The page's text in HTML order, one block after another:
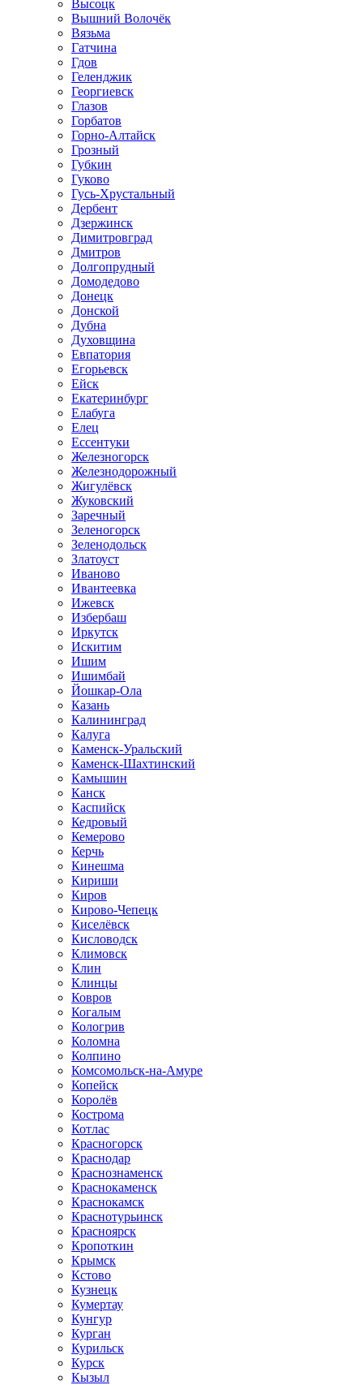
Высоцк
Вышний Волочёк
Вязьма
Гатчина
Гдов
Геленджик
Георгиевск
Глазов
Горбатов
Горно-Алтайск
Грозный
Губкин
Гуково
Гусь-Хрустальный
Дербент
Дзержинск
Димитровград
Дмитров
Долгопрудный
Домодедово
Донецк
Донской
Дубна
Духовщина
Евпатория
Егорьевск
Ейск
Екатеринбург
Елабуга
Елец
Ессентуки
Железногорск
Железнодорожный
Жигулёвск
Жуковский
Заречный
Зеленогорск
Зеленодольск
Златоуст
Иваново
Ивантеевка
Ижевск
Избербаш
Иркутск
Искитим
Ишим
Ишимбай
Йошкар-Ола
Казань
Калининград
Калуга
Каменск-Уральский
Каменск-Шахтинский
Камышин
Канск
Каспийск
Кедровый
Кемерово
Керчь
Кинешма
Кириши
Киров
Кирово-Чепецк
Киселёвск
Кисловодск
Климовск
Клин
Клинцы
Ковров
Когалым
Кологрив
Коломна
Колпино
Комсомольск-на-Амуре
Копейск
Королёв
Кострома
Котлас
Красногорск
Краснодар
Краснознаменск
Краснокаменск
Краснокамск
Краснотурьинск
Красноярск
Кропоткин
Крымск
Кстово
Кузнецк
Кумертау
Кунгур
Курган
Курильск
Курск
Кызыл